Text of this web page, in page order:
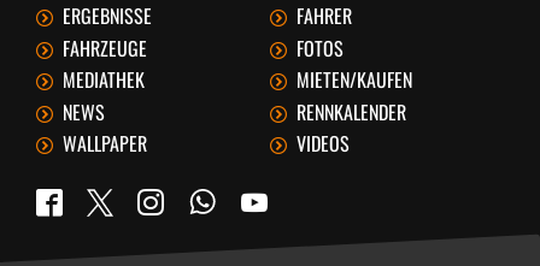
ERGEBNISSE
FAHRER
FAHRZEUGE
FOTOS
MEDIATHEK
MIETEN/KAUFEN
NEWS
RENNKALENDER
WALLPAPER
VIDEOS
Facebook
Twitter Instagram
WhatsApp